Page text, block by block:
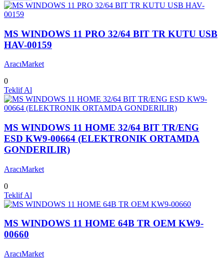
MS WINDOWS 11 PRO 32/64 BIT TR KUTU USB
HAV-00159
AracıMarket
0
Teklif Al
MS WINDOWS 11 HOME 32/64 BIT TR/ENG
ESD KW9-00664 (ELEKTRONIK ORTAMDA
GONDERILIR)
AracıMarket
0
Teklif Al
MS WINDOWS 11 HOME 64B TR OEM KW9-
00660
AracıMarket